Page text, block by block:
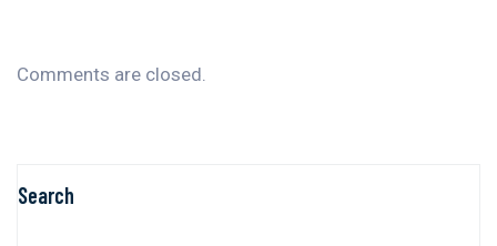
Comments are closed.
Search